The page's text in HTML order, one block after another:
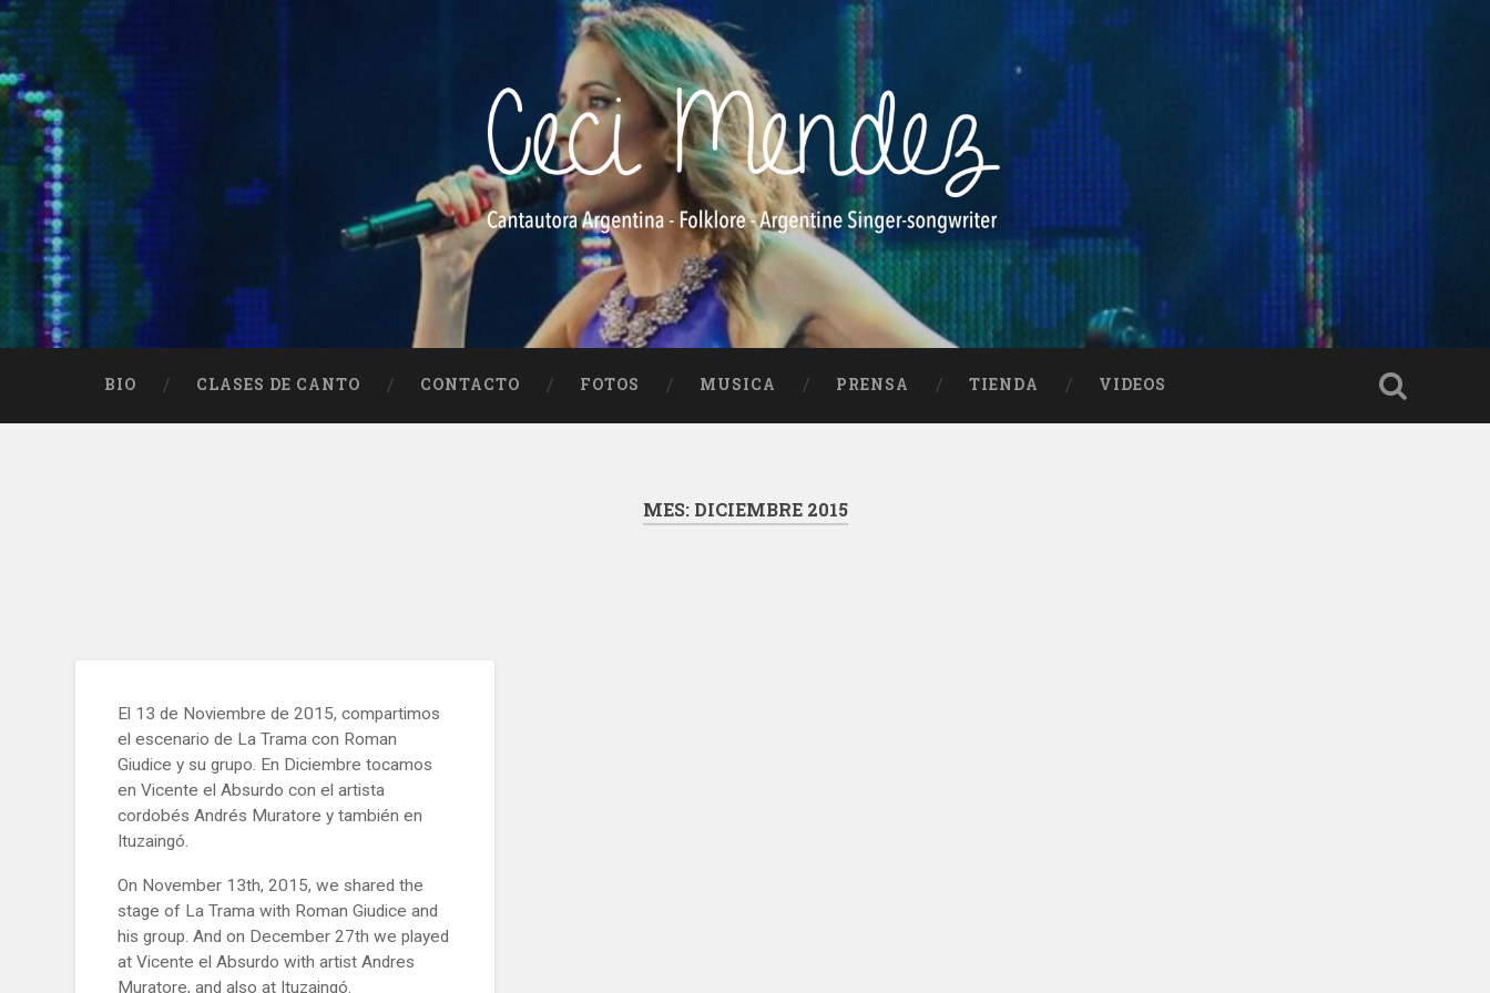
Skip
to
content
Search
Ceci Méndez
Cantautora Argentina – Folklore – Argentine Singer-songwriter
BIO CLASES DE CANTO CONTACTO FOTOS MUSICA PRENSA TIENDA VIDEOS
MES: DICIEMBRE 2015
El 13 de Noviembre de 2015, compartimos
el escenario de La Trama con Roman
Giudice y su grupo. En Diciembre tocamos
en Vicente el Absurdo con el artista
cordobés Andrés Muratore y también en
Ituzaingó.
On November 13th, 2015, we shared the
stage of La Trama with Roman Giudice and
his group. And on December 27th we played
at Vicente el Absurdo with artist Andres
Muratore, and also at Ituzaingó.